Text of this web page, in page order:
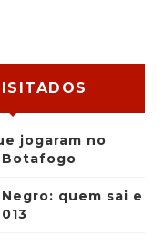
jogaram no
Botafogo
quem sai e